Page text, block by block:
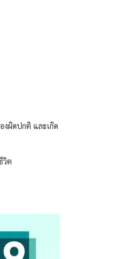
งผิดปกติ และเกิด
วิต